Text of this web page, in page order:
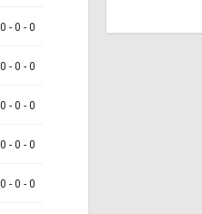
- 0 - 0
- 0 - 0
- 0 - 0
- 0 - 0
- 0 - 0